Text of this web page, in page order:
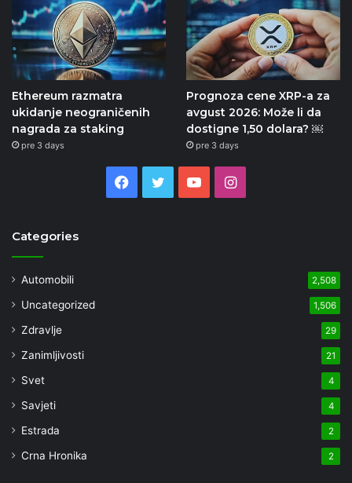
Ethereum razmatra
ukidanje neograničenih
nagrada za staking
pre 3 days
Prognoza cene XRP-a za
avgust 2026: Može li da
dostigne 1,50 dolara? ￼
pre 3 days
Facebook
TwitterYouTubeInstagram
Categories
Automobili 2,508
Uncategorized 1,506
Zdravlje 29
Zanimljivosti 21
Svet 4
Savjeti 4
Estrada 2
Crna Hronika 2